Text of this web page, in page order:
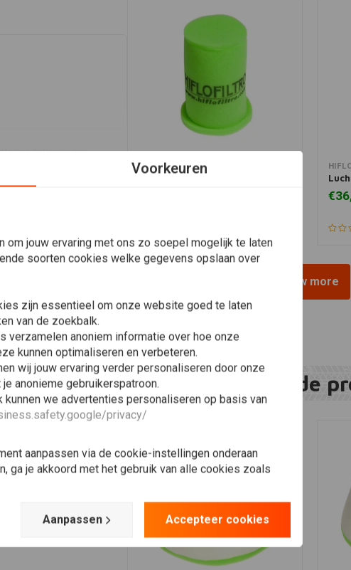
en een
review
In winkelwagen
HIFLO
View more
Gerelateerde
Voorkeuren
om jouw ervaring met ons zo soepel mogelijk te laten
soorten cookies welke gegevens opslaan over
zijn essentieel om onze website goed te laten
van de zoekbalk.
verzamelen anoniem informatie over hoe onze
kunnen optimaliseren en verbeteren.
wij jouw ervaring verder personaliseren door onze
anonieme gebruikerspatroon.
kunnen we advertenties personaliseren op basis van
privacy/
aanpassen via de cookie-instellingen onderaan
ga je akkoord met het gebruik van alle cookies zoals
Aanpassen Accepteer cookies